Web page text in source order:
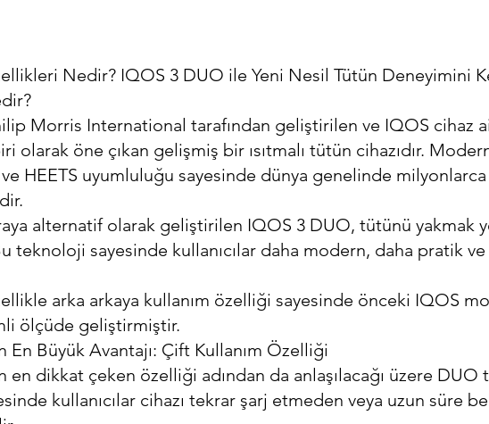
Nedir? IQOS 3 DUO ile Yeni Nesil Tütün Deneyimini
Morris International tarafından geliştirilen ve IQOS cihaz
olarak öne çıkan gelişmiş bir ısıtmalı tütün cihazıdır.
HEETS uyumluluğu sayesinde dünya genelinde milyonlarca
alternatif olarak geliştirilen IQOS 3 DUO, tütünü yakmak
teknoloji sayesinde kullanıcılar daha modern, daha pratik
arka arkaya kullanım özelliği sayesinde önceki IQOS
ölçüde geliştirmiştir.
En Büyük Avantajı: Çift Kullanım Özelliği
en dikkat çeken özelliği adından da anlaşılacağı üzere
kullanıcılar cihazı tekrar şarj etmeden veya uzun süre